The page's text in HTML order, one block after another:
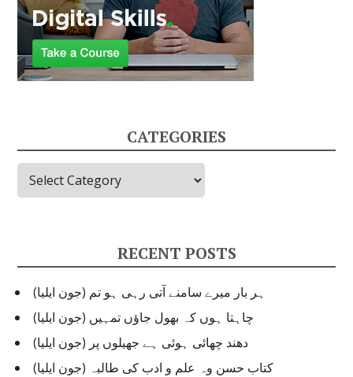
CATEGORIES
Categories
RECENT POSTS
ہر بار میرے سامنے آتی رہی ہو تم (جون ایلیا)
چاہتا ہوں کہ بھول جاؤں تمہیں (جون ایلیا)
دھند چھائی ہوئی ہے جھیلوں پر (جون ایلیا)
کتاب حسن وہ علم و ادب کی طالبہ (جون ایلیا)